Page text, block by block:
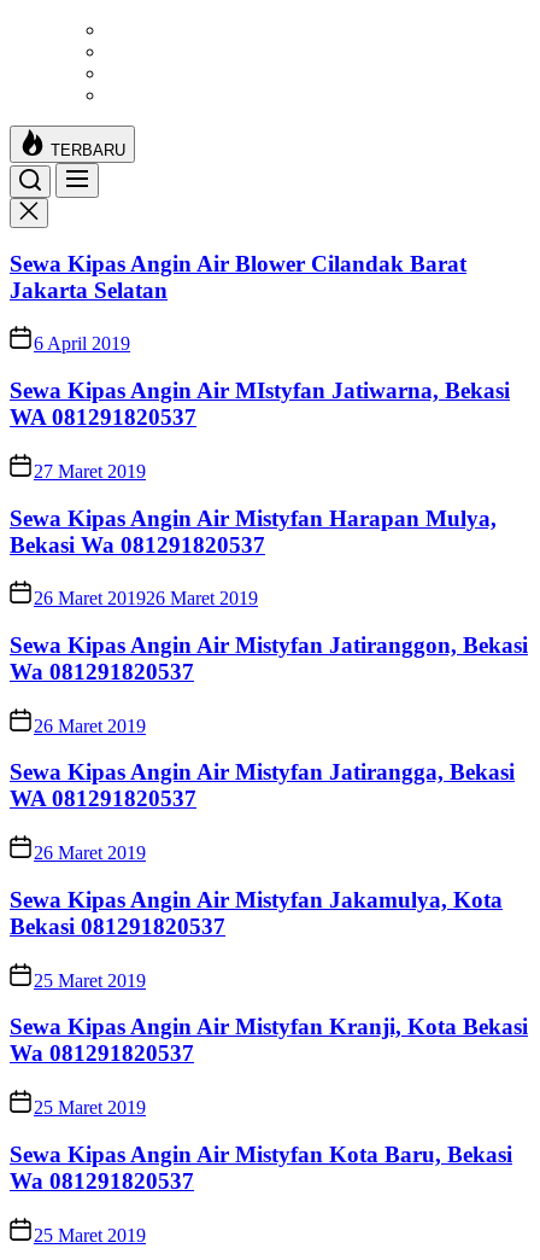
TERBARU
Sewa Kipas Angin Air Blower Cilandak Barat
Jakarta Selatan
6 April 2019
Sewa Kipas Angin Air MIstyfan Jatiwarna, Bekasi
WA 081291820537
27 Maret 2019
Sewa Kipas Angin Air Mistyfan Harapan Mulya,
Bekasi Wa 081291820537
26 Maret 201926 Maret 2019
Sewa Kipas Angin Air Mistyfan Jatiranggon, Bekasi
Wa 081291820537
26 Maret 2019
Sewa Kipas Angin Air Mistyfan Jatirangga, Bekasi
WA 081291820537
26 Maret 2019
Sewa Kipas Angin Air Mistyfan Jakamulya, Kota
Bekasi 081291820537
25 Maret 2019
Sewa Kipas Angin Air Mistyfan Kranji, Kota Bekasi
Wa 081291820537
25 Maret 2019
Sewa Kipas Angin Air Mistyfan Kota Baru, Bekasi
Wa 081291820537
25 Maret 2019